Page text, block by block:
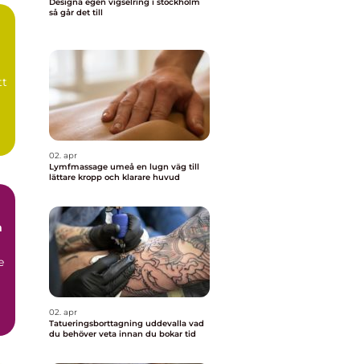
så går det till
02. apr
Lymfmassage umeå en lugn väg till
lättare kropp och klarare huvud
02. apr
Tatueringsborttagning uddevalla vad
du behöver veta innan du bokar tid